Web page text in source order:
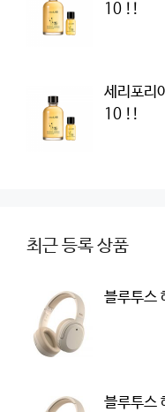
10 !!
세리포리
10 !!
최근 등록 상품
블루투스
블루투스